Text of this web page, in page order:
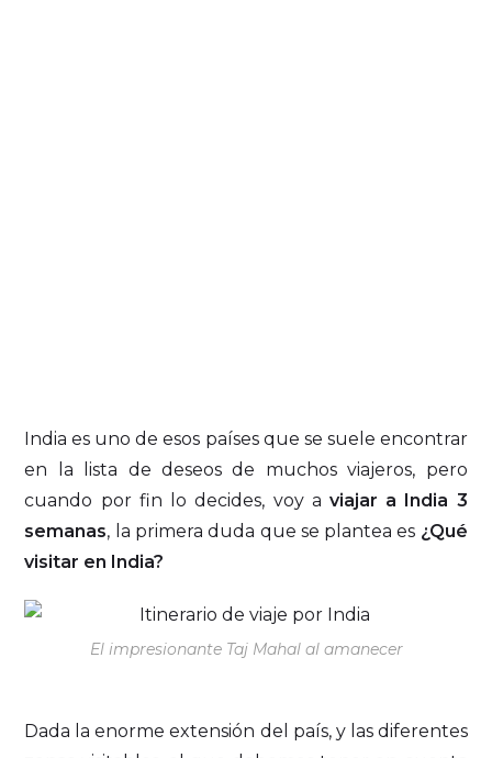
India es uno de esos países que se suele encontrar
en la lista de deseos de muchos viajeros, pero
cuando por fin lo decides, voy a viajar a India 3
semanas, la primera duda que se plantea es ¿Qué
visitar en India?
El impresionante Taj Mahal al amanecer
Dada la enorme extensión del país, y las diferentes